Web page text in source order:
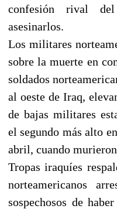
confesión rival del
asesinarlos.
Los militares
sobre la muerte en
soldados
al oeste de Iraq,
de bajas militares
el segundo más alto
abril, cuando
Tropas iraquíes
norteamericanos
sospechosos de